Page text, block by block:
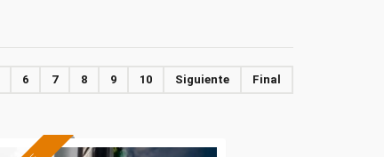
6 7 8 9 10 Siguiente Final